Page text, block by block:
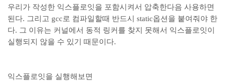
우리가 작성한 익스플로잇을 포함시켜서 압축한다음 사용하면
된다. 그리고 gcc로 컴파일할때 반드시 static옵션을 붙여줘야 한
다. 그 이유는 커널에서 동적 링커를 찾지 못해서 익스플로잇이
실행되지 않을 수 있기 때문이다.
익스플로잇을 실행해보면